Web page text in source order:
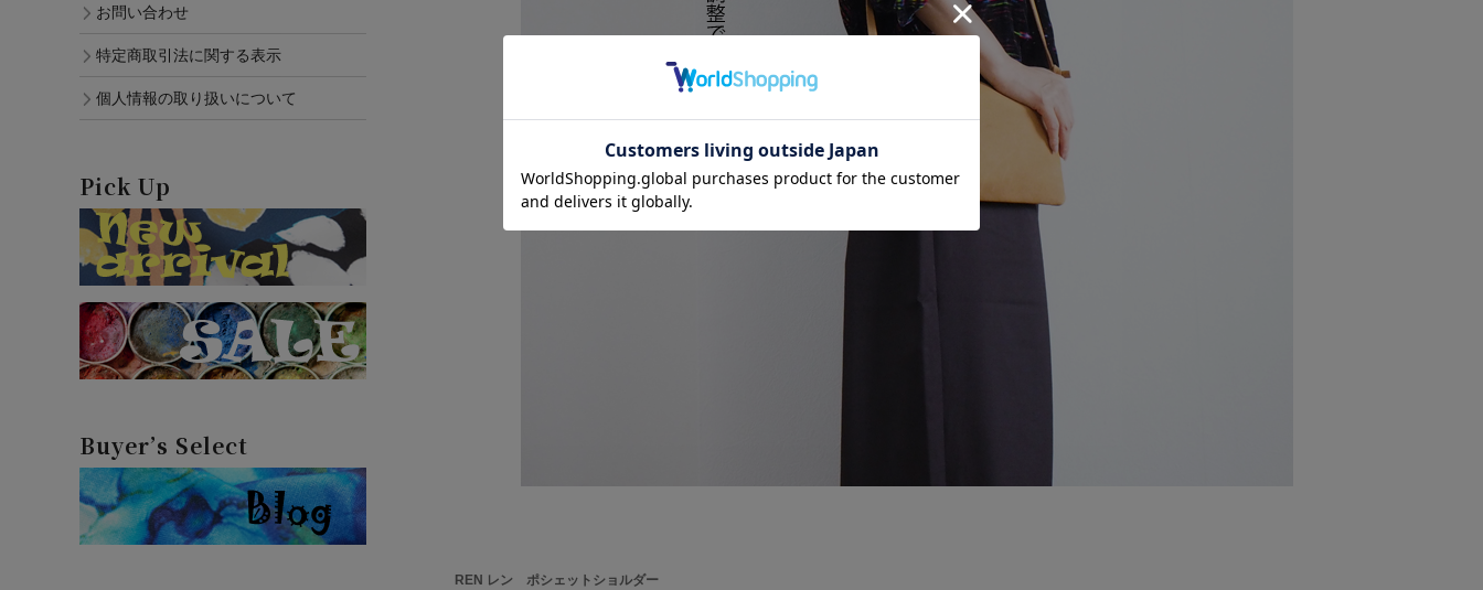
REN レン ポシェットショルダー
お問い合わせ
特定商取引法に関する表示
個人情報の取り扱いについて
Pick Up
Buyer’s Select